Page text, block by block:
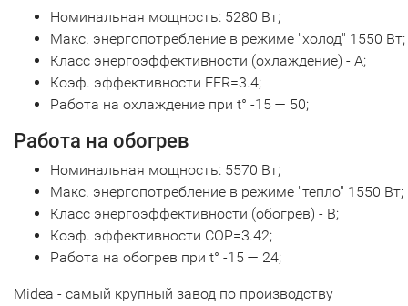
Номинальная мощность: 5280 Вт;
Макс. энергопотребление в режиме "холод" 1550 Вт;
Класс энергоэффективности (охлаждение) - А;
Коэф. эффективности EER=3.4;
Работа на охлаждение при t° -15 — 50;
Работа на обогрев
Номинальная мощность: 5570 Вт;
Макс. энергопотребление в режиме "тепло" 1550 Вт;
Класс энергоэффективности (обогрев) - B;
Коэф. эффективности СOP=3.42;
Работа на обогрев при t° -15 — 24;
Midea - самый крупный завод по производству